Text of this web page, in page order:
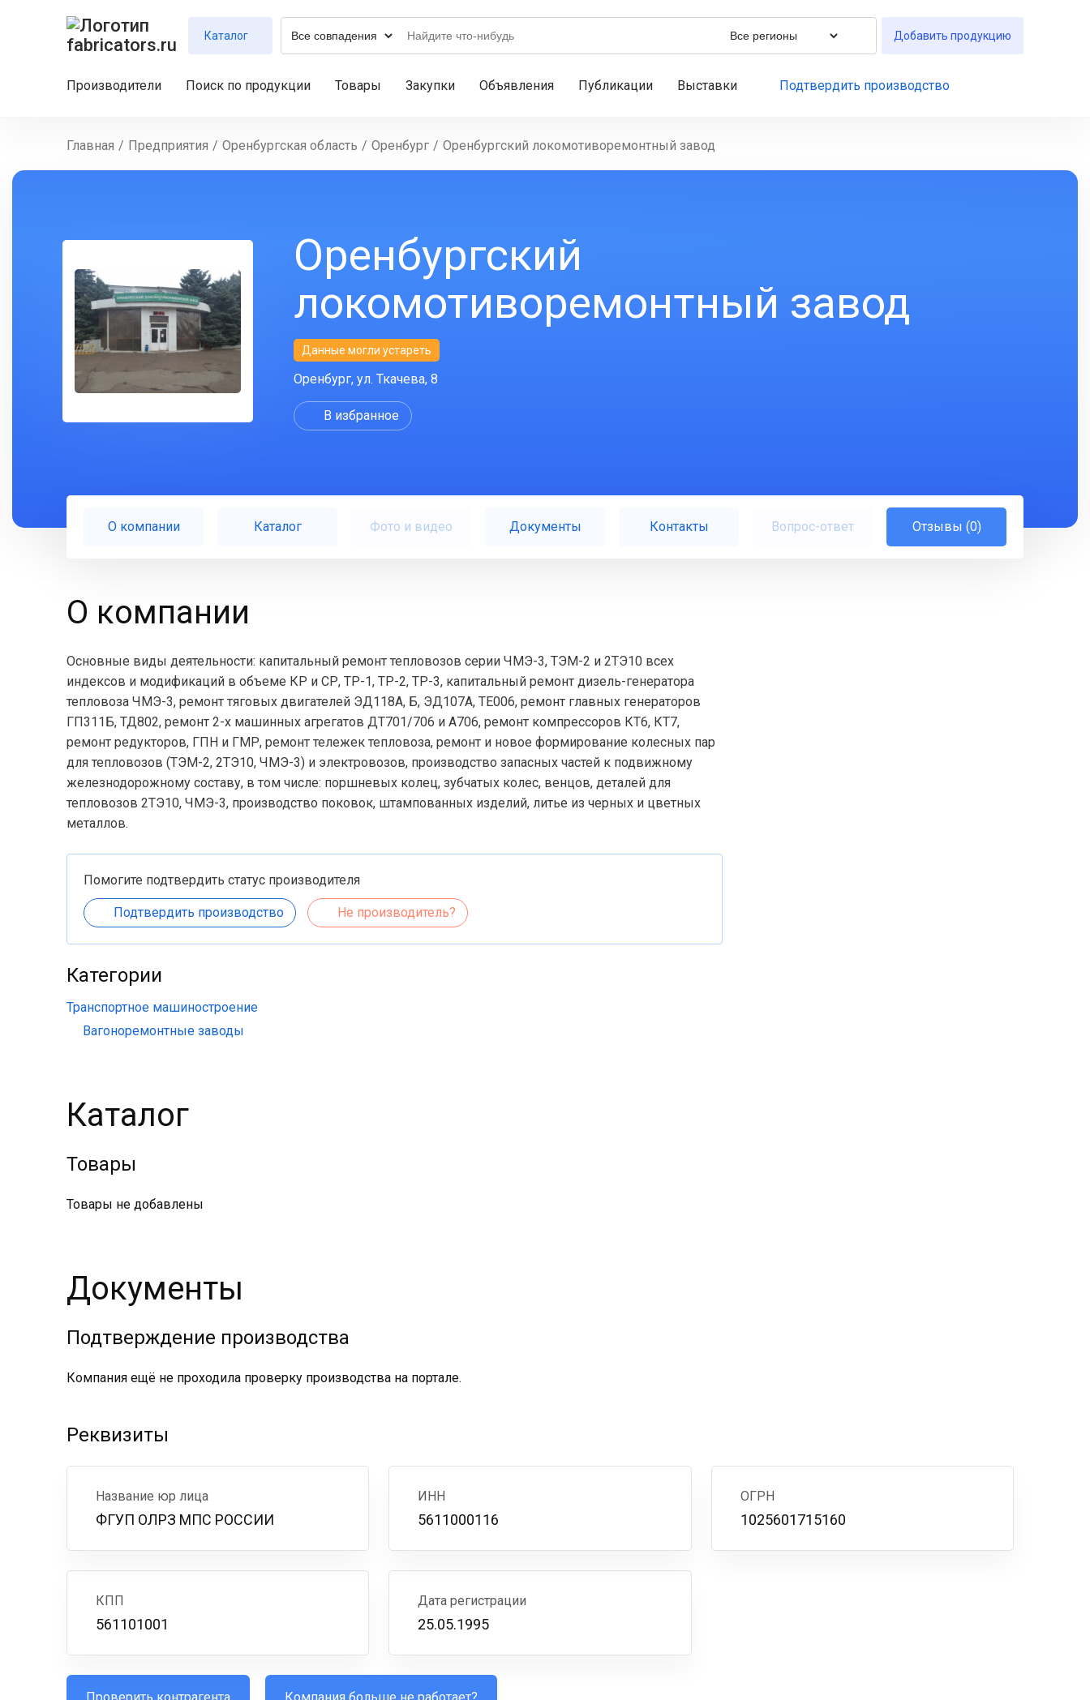
Каталог Добавить продукцию
Производители Поиск по продукции Товары Закупки Объявления Публикации Выставки Подтвердить производство
Главная / Предприятия / Оренбургская область / Оренбург / Оренбургский локомотиворемонтный завод
Оренбургский
локомотиворемонтный завод
Данные могли устареть
Оренбург, ул. Ткачева, 8
В избранное
О компании Каталог Фото и видео Документы Контакты Вопрос-ответ Отзывы (0)
О компании
Основные виды деятельности: капитальный ремонт тепловозов серии ЧМЭ-3, ТЭМ-2 и 2ТЭ10 всех
индексов и модификаций в объеме КР и СР, ТР-1, ТР-2, ТР-3, капитальный ремонт дизель-генератора
тепловоза ЧМЭ-3, ремонт тяговых двигателей ЭД118А, Б, ЭД107А, ТЕ006, ремонт главных генераторов
ГП311Б, ТД802, ремонт 2-х машинных агрегатов ДТ701/706 и А706, ремонт компрессоров КТ6, КТ7,
ремонт редукторов, ГПН и ГМР, ремонт тележек тепловоза, ремонт и новое формирование колесных пар
для тепловозов (ТЭМ-2, 2ТЭ10, ЧМЭ-3) и электровозов, производство запасных частей к подвижному
железнодорожному составу, в том числе: поршневых колец, зубчатых колес, венцов, деталей для
тепловозов 2ТЭ10, ЧМЭ-3, производство поковок, штампованных изделий, литье из черных и цветных
металлов.
Помогите подтвердить статус производителя
Подтвердить производство Не производитель?
Категории
Транспортное машиностроение
Вагоноремонтные заводы
Каталог
Товары
Товары не добавлены
Документы
Подтверждение производства
Компания ещё не проходила проверку производства на портале.
Реквизиты
Название юр лица
ФГУП ОЛРЗ МПС РОССИИ
ИНН
5611000116
ОГРН
1025601715160
КПП
561101001
Дата регистрации
25.05.1995